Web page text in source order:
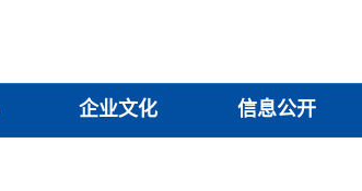
企业文化 信息公开